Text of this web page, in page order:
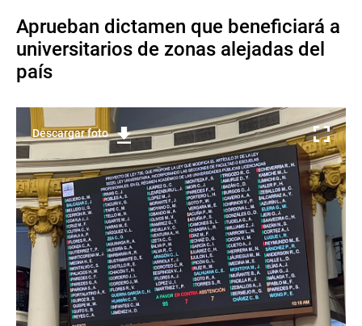
Aprueban dictamen que beneficiará a
universitarios de zonas alejadas del
país
Descargar foto